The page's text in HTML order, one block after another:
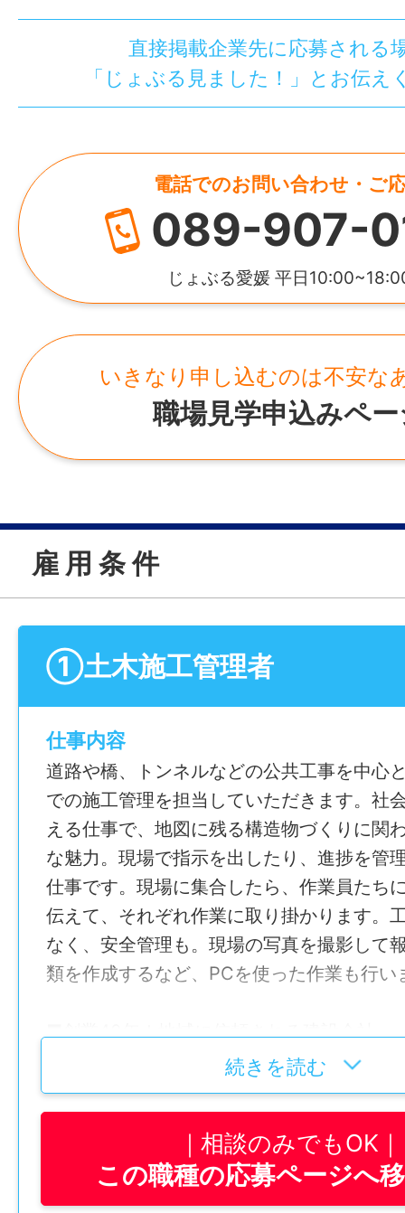
直接掲載企業先に応募される
「じょぶる見ました！」とお伝え
電話でのお問い合わせ・ご
089-907-
じょぶる愛媛 平日
いきなり申し込むのは不安な
職場見学申込みペ
雇 用 条 件
①土木施工管理者
仕事内容
道路や橋、トンネルなどの公共工事を中心
での施工管理を担当していただきます。社
える仕事で、地図に残る構造物づくりに関
な魅力。現場で指示を出したり、進捗を管
仕事です。現場に集合したら、作業員たち
伝えて、それぞれ作業に取り掛かります。
なく、安全管理も。現場の写真を撮影して
類を作成するなど、PCを使った作業も行い
■創業40年！地域に信頼される建設会社
株式会社塩坂建設は、愛媛県東温市を拠点
心に手がけてきた建設会社です。道路・橋
事、堰堤の設置、外構工事や造成工事など
を支えるインフラ整備を幅広く担っていま
を受けにくい公共工事が中心のため仕事量
り、創業から40年にわたって地域に信頼さ
続きを読む
相談のみでもOK
この職種の応募ページへ